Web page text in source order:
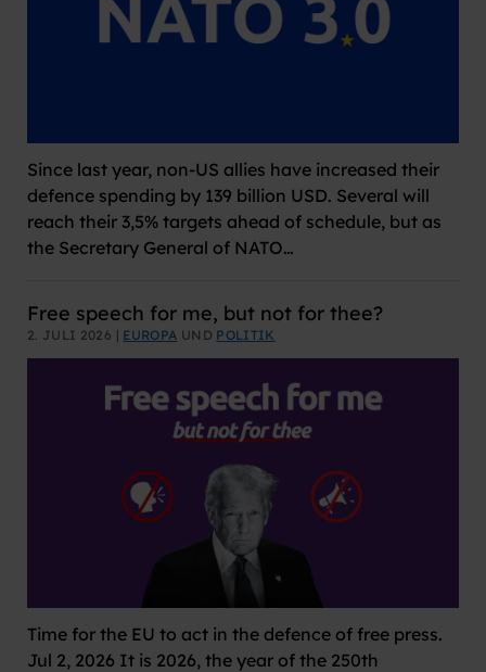
Since last year, non-US allies have increased their
defence spending by 139 billion USD. Several will
reach their 3,5% targets ahead of schedule, but as
the Secretary General of NATO…
Free speech for me, but not for thee?
2. JULI 2026 | EUROPA UND POLITIK
Time for the EU to act in the defence of free press.
Jul 2, 2026 It is 2026, the year of the 250th